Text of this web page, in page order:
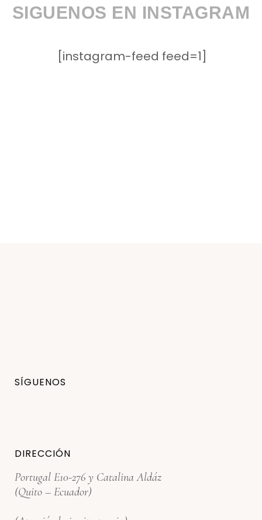
SIGUENOS EN INSTAGRAM
[instagram-feed feed=1]
SÍGUENOS
DIRECCIÓN
Portugal E10-276 y Catalina Aldáz
(Quito – Ecuador)